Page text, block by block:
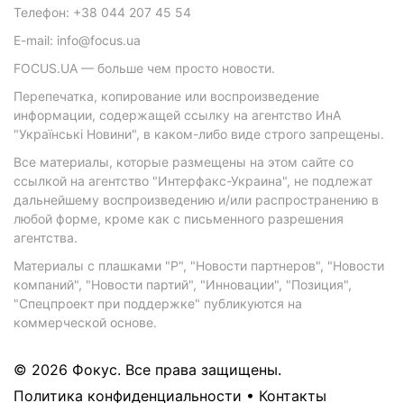
Телефон: +38 044 207 45 54
E-mail: info@focus.ua
FOCUS.UA — больше чем просто новости.
Перепечатка, копирование или воспроизведение
информации, содержащей ссылку на агентство ИнА
"Українські Новини", в каком-либо виде строго запрещены.
Все материалы, которые размещены на этом сайте со
ссылкой на агентство "Интерфакс-Украина", не подлежат
дальнейшему воспроизведению и/или распространению в
любой форме, кроме как с письменного разрешения
агентства.
Материалы с плашками "Р", "Новости партнеров", "Новости
компаний", "Новости партий", "Инновации", "Позиция",
"Спецпроект при поддержке" публикуются на
коммерческой основе.
© 2026 Фокус. Все права защищены.
Политика конфиденциальности • Контакты